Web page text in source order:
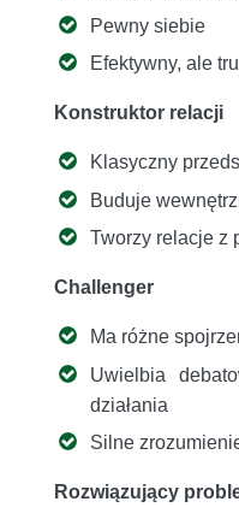
Pewny siebie
Efektywny, ale
Konstruktor relacji
Klasyczny
Buduje
Tworzy relacje z
Challenger
Ma różne
Uwielbia
działania
Silne
Rozwiązujący